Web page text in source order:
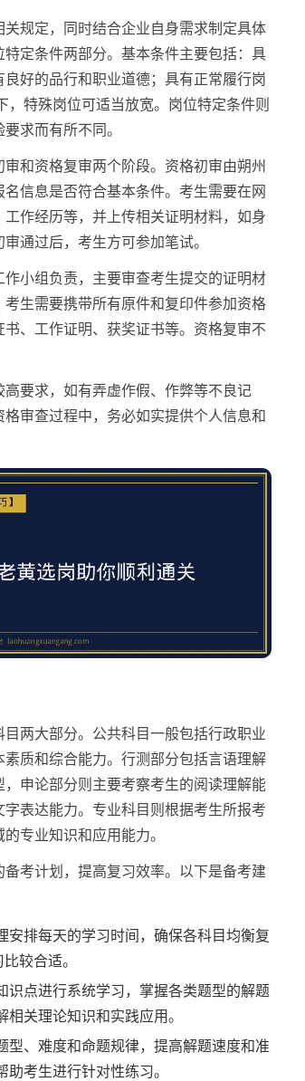
规定，同时结合企业自身需求制定具体
定条件两部分。基本条件主要包括：具
好的品行和职业道德；具有正常履行岗
特殊岗位可适当放宽。岗位特定条件则
求而有所不同。
和资格复审两个阶段。资格初审由朔州
信息是否符合基本条件。考生需要在网
作经历等，并上传相关证明材料，如身
通过后，考生方可参加笔试。
小组负责，主要审查考生提交的证明材
生需要携带所有原件和复印件参加资格
、工作证明、获奖证书等。资格复审不
要求，如有弄虚作假、作弊等不良记
审查过程中，务必如实提供个人信息和
两大部分。公共科目一般包括行政职业
质和综合能力。行测部分包括言语理解
申论部分则主要考察考生的阅读理解能
表达能力。专业科目则根据考生所报考
专业知识和应用能力。
考计划，提高复习效率。以下是备考建
安排每天的学习时间，确保各科目均衡复
较合适。
识点进行系统学习，掌握各类题型的解题
关理论知识和实践应用。
型、难度和命题规律，提高解题速度和准
考生进行针对性练习。